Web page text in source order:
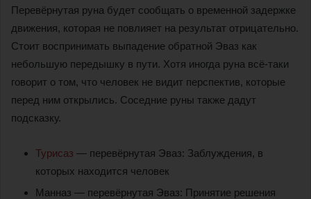
Перевёрнутая руна будет сообщать о временной задержке
движения, которая не повлияет на результат отрицательно.
Стоит воспринимать выпадение обратной Эваз как
небольшую передышку в пути. Хотя иногда руна всё-таки
говорит о том, что человек не видит перспектив, которые
перед ним открылись. Соседние руны также дадут
подсказку.
Турисаз — перевёрнутая Эваз: Заблуждения, в
которых находится человек
Манназ — перевёрнутая Эваз: Принятие решения